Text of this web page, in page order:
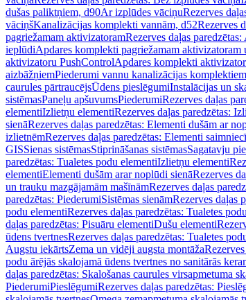
dušas paliktņiem, d90Ar izplūdes vāciņuRezerves
vāciņšKanalizācijas komplekti vannām, d52Rezerves
pagriežamam aktivizatoramRezerves daļas
ieplūdiApdares komplekti pagriežamam aktivizatoram
aktivizatoru PushControlApdares komplekti
aizbāžņiemPiederumi vannu kanalizācijas komplektiem
caurules pārtraucējsŪdens pieslēgumiInstalācijas un
sistēmasPaneļu apšuvumsPiederumiRezerves daļas
elementiIzlietņu elementiRezerves daļas paredzētas:
sienāRezerves daļas paredzētas: Elementi dušām ar
izlietnēmRezerves daļas paredzētas: Elementi
GISSienas sistēmasStiprināšanas sistēmasSagatavju
paredzētas: Tualetes podu elementiIzlietņu elementi
elementiElementi dušām arar noplūdi sienāRezerves
un trauku mazgājamām mašīnāmRezerves daļas
paredzētas: PiederumiSistēmas sienāmRezerves daļas
podu elementiRezerves daļas paredzētas: Tualetes
daļas paredzētas: Pisuāru elementiDušu elementi
ūdens tvertnesRezerves daļas paredzētas: Tualetes
Augstu iekārtsZema un vidēji augsta montāža
podu ārējās skalojamā ūdens tvertnes no sanitārās
daļas paredzētas: Skalošanas caurules virsapmetuma
PiederumiPieslēgumiRezerves daļas paredzētas: